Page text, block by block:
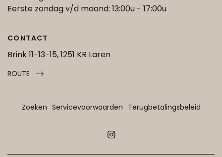
Eerste zondag v/d maand: 13:00u - 17:00u
CONTACT
Brink 11-13-15, 1251 KR Laren
ROUTE
Zoeken Servicevoorwaarden Terugbetalingsbeleid